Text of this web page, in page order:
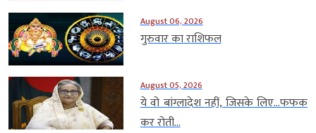
August 06, 2026
गुरुवार का राशिफल
August 05, 2026
ये वो बांग्लादेश नहीं, जिसके लिए…फफक
कर रोती...